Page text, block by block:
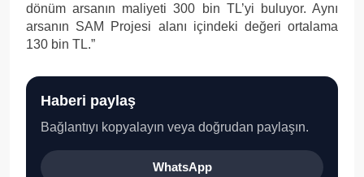
dönüm arsanın maliyeti 300 bin TL’yi buluyor. Aynı
arsanın SAM Projesi alanı içindeki değeri ortalama
130 bin TL.”
Haberi paylaş
Bağlantıyı kopyalayın veya doğrudan paylaşın.
WhatsApp